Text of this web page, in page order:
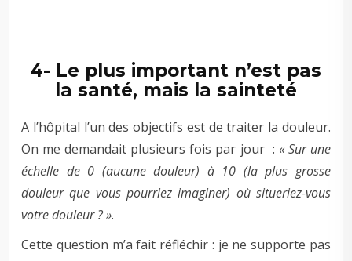
4- Le plus important n’est pas
la santé, mais la sainteté
A l’hôpital l’un des objectifs est de traiter la douleur.
On me demandait plusieurs fois par jour : « Sur une
échelle de 0 (aucune douleur) à 10 (la plus grosse
douleur que vous pourriez imaginer) où situeriez-vous
votre douleur ? ».
Cette question m’a fait réfléchir : je ne supporte pas